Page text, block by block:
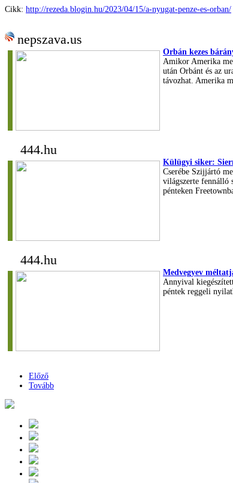
Cikk: http://rezeda.blogin.hu/2023/04/15/a-nyugat-penze-es-orban/
nepszava.us
Orbán kezes
Amikor Amerika
után Orbánt és az
távozhat. Amerika
444.hu
Külügyi siker:
Cserébe Szijjártó
világszerte fennálló
pénteken
444.hu
Medvegyev
Annyival
péntek reggeli
Előző
Tovább